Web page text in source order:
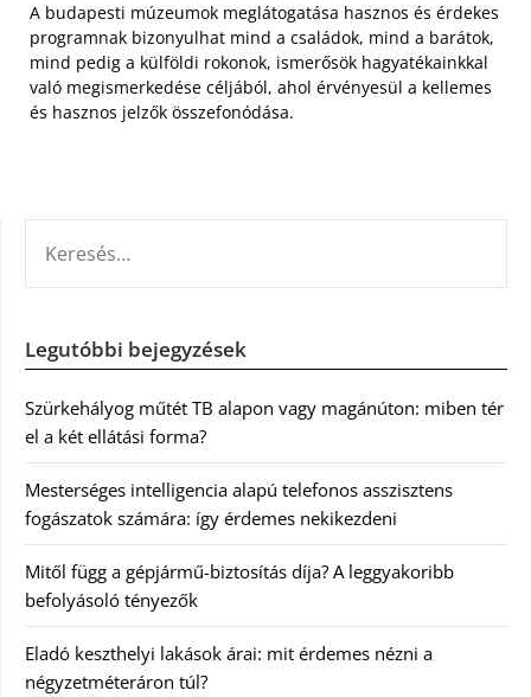
A budapesti múzeumok meglátogatása hasznos és érdekes
programnak bizonyulhat mind a családok, mind a barátok,
mind pedig a külföldi rokonok, ismerősök hagyatékainkkal
való megismerkedése céljából, ahol érvényesül a kellemes
és hasznos jelzők összefonódása.
Legutóbbi bejegyzések
Szürkehályog műtét TB alapon vagy magánúton: miben tér
el a két ellátási forma?
Mesterséges intelligencia alapú telefonos asszisztens
fogászatok számára: így érdemes nekikezdeni
Mitől függ a gépjármű-biztosítás díja? A leggyakoribb
befolyásoló tényezők
Eladó keszthelyi lakások árai: mit érdemes nézni a
négyzetméteráron túl?